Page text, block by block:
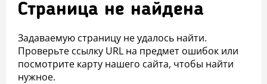
Страница не найдена
Задаваемую страницу не удалось найти.
Проверьте ссылку URL на предмет ошибок или
посмотрите карту нашего сайта, чтобы найти
нужное.